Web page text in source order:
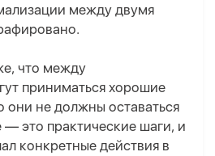
между двумя
что между
приниматься хорошие
они не должны оставаться
— это практические шаги, и
конкретные действия в